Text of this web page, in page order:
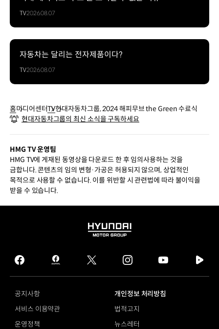
TV2026.08.07
자동차는 달리는 전자제품이다?
TV2026.08.07
홈미디어센터TV현대자동차그룹, 2024 해피무브 the Green 수료식
현대자동차그룹의 최신 소식을 구독하세요
HMG TV 운영팀
HMG TV에 게재된 동영상을 다운로드 한 후 임의사용하는 것을
금합니다. 콘텐츠의 임의 변형·가공은 허용되지 않으며, 상업적인
목적으로 사용할 수 없습니다. 이를 위반할 시 관련법에 따라 불이익을
받을 수 있습니다.
HYUNDAI
GROUP
facebook
hmg
journal
twitter instagram
tv
공지사항
개인정보 처리방침
서비스 이용약관
법적고지
운영정책
뉴스레터